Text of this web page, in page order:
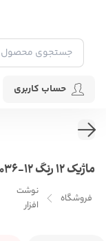
حساب کاربری
ماژیک 12 رنگ Yalong 18036-12
فروشگاه
نوشت
افزار